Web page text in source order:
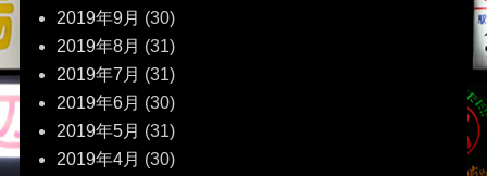
2019年9月 (30)
2019年8月 (31)
2019年7月 (31)
2019年6月 (30)
2019年5月 (31)
2019年4月 (30)